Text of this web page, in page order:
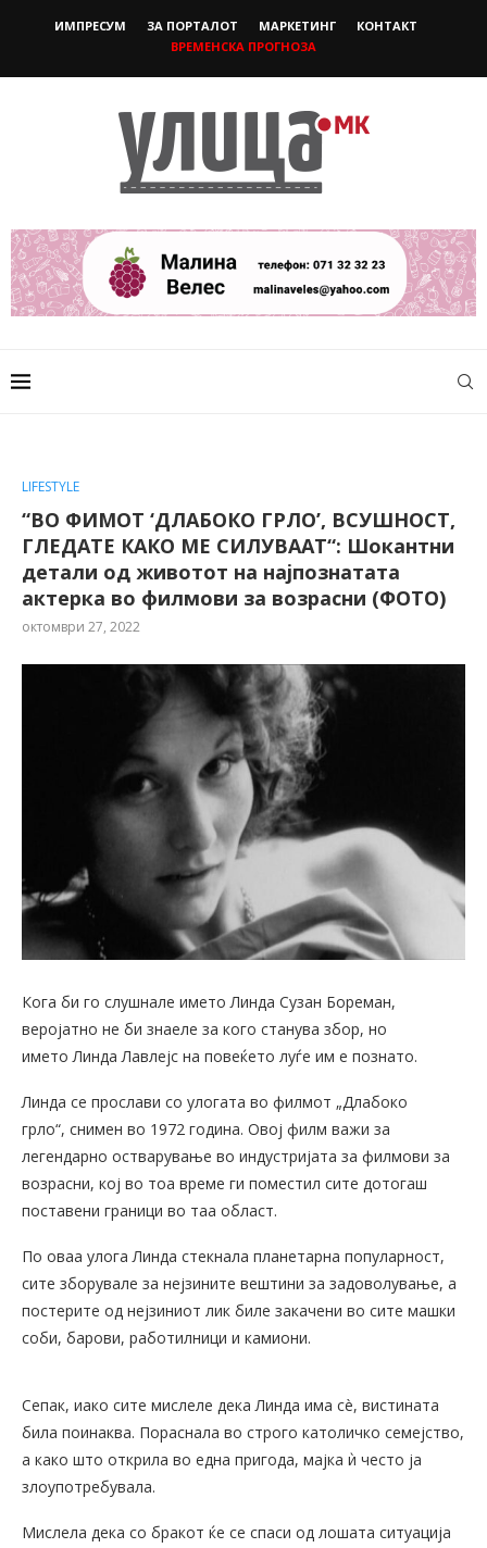
ИМПРЕСУМ ЗА ПОРТАЛОТ МАРКЕТИНГ
КОНТАКТ
ВРЕМЕНСКА ПРОГНОЗА
LIFESTYLE
“ВО ФИМОТ ‘ДЛАБОКО ГРЛО’, ВСУШНОСТ,
ГЛЕДАТЕ КАКО МЕ СИЛУВААТ“: Шокантни
детали од животот на најпознатата
актерка во филмови за возрасни (ФОТО)
октомври 27, 2022
Кога би го слушнале името Линда Сузан Бореман,
веројатно не би знаеле за кого станува збор, но
името Линда Лавлејс на повеќето луѓе им е познато.
Линда се прослави со улогата во филмот „Длабоко
грло“, снимен во 1972 година. Овој филм важи за
легендарно остварување во индустријата за филмови за
возрасни, кој во тоа време ги поместил сите дотогаш
поставени граници во таа област.
По оваа улога Линда стекнала планетарна популарност,
сите зборувале за нејзините вештини за задоволување, а
постерите од нејзиниот лик биле закачени во сите машки
соби, барови, работилници и камиони.
Сепак, иако сите мислеле дека Линда има сè, вистината
била поинаква. Пораснала во строго католичко семејство,
а како што открила во една пригода, мајка ѝ често ја
злоупотребувала.
Мислела дека со бракот ќе се спаси од лошата ситуација